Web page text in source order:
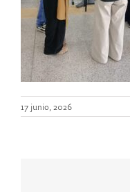
17 junio, 2026